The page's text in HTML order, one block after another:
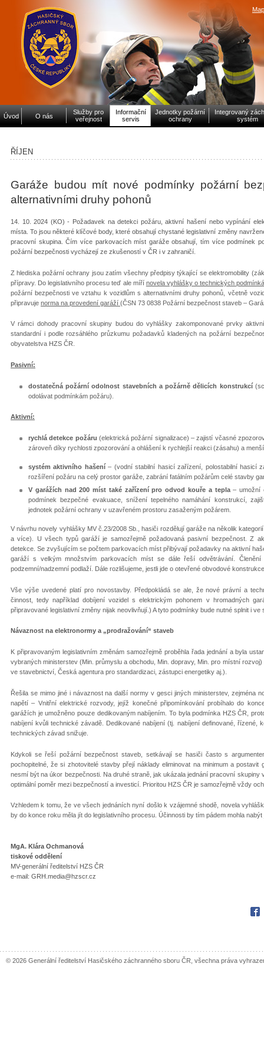
Úvod O nás
Služby pro
veřejnost
Informační
servis
Jednotky požární
ochrany
Integrovaný
systém
ŘÍJEN
Garáže budou mít nové podmínky požární
alternativními druhy pohonů
14. 10. 2024 (KO) - Požadavek na detekci požáru, aktivní hašení nebo vypínání
místa. To jsou některé klíčové body, které obsahují chystané legislativní změny
pracovní skupina. Čím více parkovacích míst garáže obsahují, tím více podmínek
požární bezpečnosti vycházejí ze zkušeností v ČR i v zahraničí.
Z hlediska požární ochrany jsou zatím všechny předpisy týkající se elektromobility
přípravy. Do legislativního procesu teď ale míří novela vyhlášky o technických
požární bezpečnosti ve vztahu k vozidlům s alternativními druhy pohonů, včetně
připravuje norma na provedení garáží (ČSN 73 0838 Požární bezpečnost staveb –
V rámci dohody pracovní skupiny budou do vyhlášky zakomponované prvky
standardní i podle rozsáhlého průzkumu požadavků kladených na požární
obyvatelstva HZS ČR.
Pasivní:
dostatečná požární odolnost stavebních a požárně dělicích konstrukcí
odolávat podmínkám požáru).
Aktivní:
rychlá detekce požáru (elektrická požární signalizace) – zajistí včasné
zároveň díky rychlosti zpozorování a ohlášení k rychlejší reakci (zásahu) a
systém aktivního hašení– (vodní stabilní hasicí zařízení, polostabilní hasicí
rozšíření požáru na celý prostor garáže, zabrání fatálním požárům celé stavby
V garážích nad 200 míst také zařízení pro odvod kouře a tepla– umožní
podmínek bezpečné evakuace, snížení tepelného namáhání konstrukcí,
jednotek požární ochrany v uzavřeném prostoru zasaženým požárem.
V návrhu novely vyhlášky MV č.23/2008 Sb., hasiči rozdělují garáže na několik
a více). U všech typů garáží je samozřejmě požadovaná pasivní bezpečnost. Z
detekce. Se zvyšujícím se počtem parkovacích míst přibývají požadavky na aktivní
garáží s velkým množstvím parkovacích míst se dále řeší odvětrávání.
podzemní/nadzemní podlaží. Dále rozlišujeme, jestli jde o otevřené obvodové
Vše výše uvedené platí pro novostavby. Předpokládá se ale, že nové právní a
činnost, tedy například dobíjení vozidel s elektrickým pohonem v hromadných
připravované legislativní změny nijak neovlivňují.) A tyto podmínky bude nutné splnit i
Návaznost na elektronormy a „prodražování“ staveb
K připravovaným legislativním změnám samozřejmě proběhla řada jednání a byla
vybraných ministerstev (Min. průmyslu a obchodu, Min. dopravy, Min. pro místní
ve stavebnictví, Česká agentura pro standardizaci, zástupci energetiky aj.).
Řešila se mimo jiné i návaznost na další normy v gesci jiných ministerstev, zejména
napětí – Vnitřní elektrické rozvody, jejíž konečné připomínkování probíhalo do
garážích je umožněno pouze dedikovaným nabíjením. To byla podmínka HZS ČR,
nabíjení kvůli technické závadě. Dedikované nabíjení (tj. nabíjení definované, řízené,
technických závad snižuje.
Kdykoli se řeší požární bezpečnost staveb, setkávají se hasiči často s
pochopitelné, že si zhotovitelé stavby přejí náklady eliminovat na minimum a
nesmí být na úkor bezpečnosti. Na druhé straně, jak ukázala jednání pracovní
optimální poměr mezi bezpečností a investicí. Prioritou HZS ČR je samozřejmě vždy
Vzhledem k tomu, že ve všech jednáních nyní došlo k vzájemné shodě, novela
by do konce roku měla jít do legislativního procesu. Účinnosti by tím pádem mohla
MgA. Klára Ochmanová
tiskové oddělení
MV-generální ředitelství HZS ČR
e-mail: GRH.media@hzscr.cz
© 2026 Generální ředitelství Hasičského záchranného sboru ČR, všechna práva